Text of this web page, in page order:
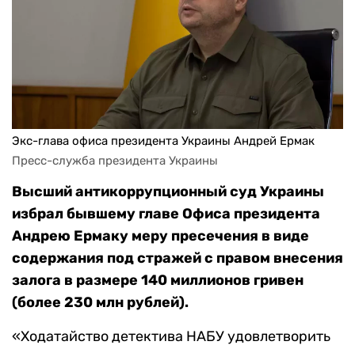
Экс-глава офиса президента Украины Андрей Ермак
Пресс-служба президента Украины
Высший антикоррупционный суд Украины
избрал бывшему главе Офиса президента
Андрею Ермаку меру пресечения в виде
содержания под стражей с правом внесения
залога в размере 140 миллионов гривен
(более 230 млн рублей).
«Ходатайство детектива НАБУ удовлетворить